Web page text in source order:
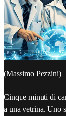
(Massimo Pezzini)
Cinque minuti di
a una vetrina. Uno